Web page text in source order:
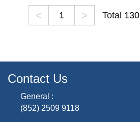
< > Total 130
Contact Us
General :
(852) 2509 9118